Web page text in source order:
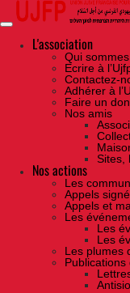
Skip
the
contentL'association
Qui
Ecrire à
Contactez-
Adhérer à
Faire un
Nos amis
Sites,
Nos actions
Les
Appels
Appels et
Les
Les
Les
Les plumes
Publications